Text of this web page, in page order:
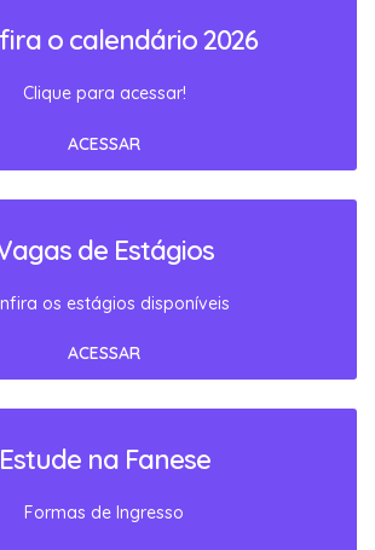
o calendário 2026
Clique para acessar!
ACESSAR
de Estágios
os estágios disponíveis
ACESSAR
Estude na Fanese
Formas de Ingresso